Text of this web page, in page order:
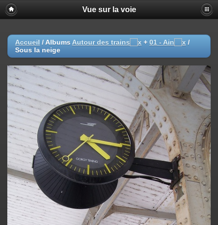
Vue sur la voie
Accueil / Albums Autour des trains + 01 - Ain
/
Sous la neige